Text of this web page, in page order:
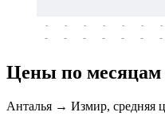
-
-
-
-
-
-
-
-
-
-
-
-
-
-
Цены по месяцам
Анталья → Измир, средняя